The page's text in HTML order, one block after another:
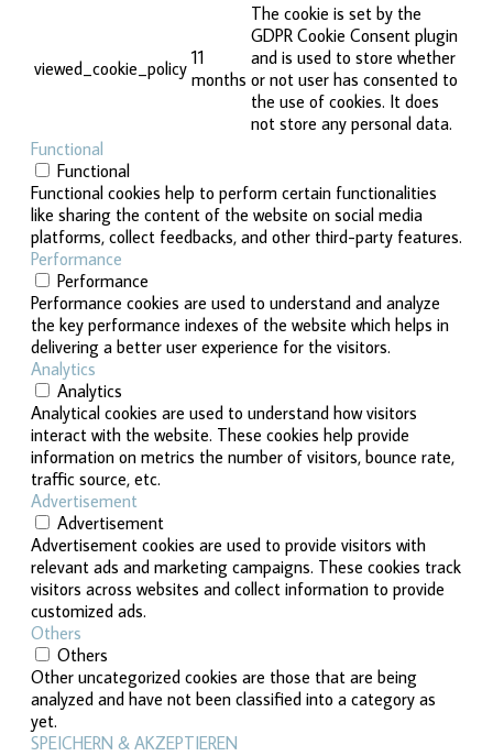
viewed_cookie_policy 11
months
The cookie is set by the
GDPR Cookie Consent plugin
and is used to store whether
or not user has consented to
the use of cookies. It does
not store any personal data.
Functional
Functional
Functional cookies help to perform certain functionalities
like sharing the content of the website on social media
platforms, collect feedbacks, and other third-party features.
Performance
Performance
Performance cookies are used to understand and analyze
the key performance indexes of the website which helps in
delivering a better user experience for the visitors.
Analytics
Analytics
Analytical cookies are used to understand how visitors
interact with the website. These cookies help provide
information on metrics the number of visitors, bounce rate,
traffic source, etc.
Advertisement
Advertisement
Advertisement cookies are used to provide visitors with
relevant ads and marketing campaigns. These cookies track
visitors across websites and collect information to provide
customized ads.
Others
Others
Other uncategorized cookies are those that are being
analyzed and have not been classified into a category as
yet.
SPEICHERN & AKZEPTIEREN